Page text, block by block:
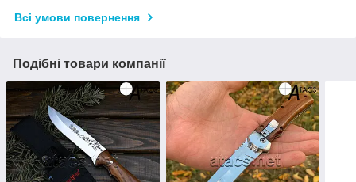
Всі умови повернення
Подібні товари компанії